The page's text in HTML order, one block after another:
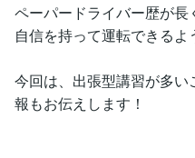
ペーパードライバー歴が
自信を持って運転できるよ
今回は、出張型講習が多
報もお伝えします！